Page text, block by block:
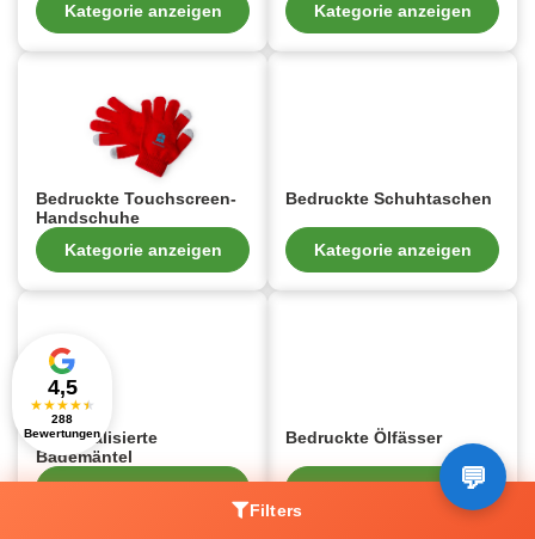
Kategorie anzeigen
Kategorie anzeigen
Bedruckte Touchscreen-
Handschuhe
Kategorie anzeigen
Bedruckte Schuhtaschen
Kategorie anzeigen
Personalisierte
Bademäntel
Bedruckte Ölfässer
Kategorie anzeigen
Filters
4,5
★★★★★
288
Bewertungen